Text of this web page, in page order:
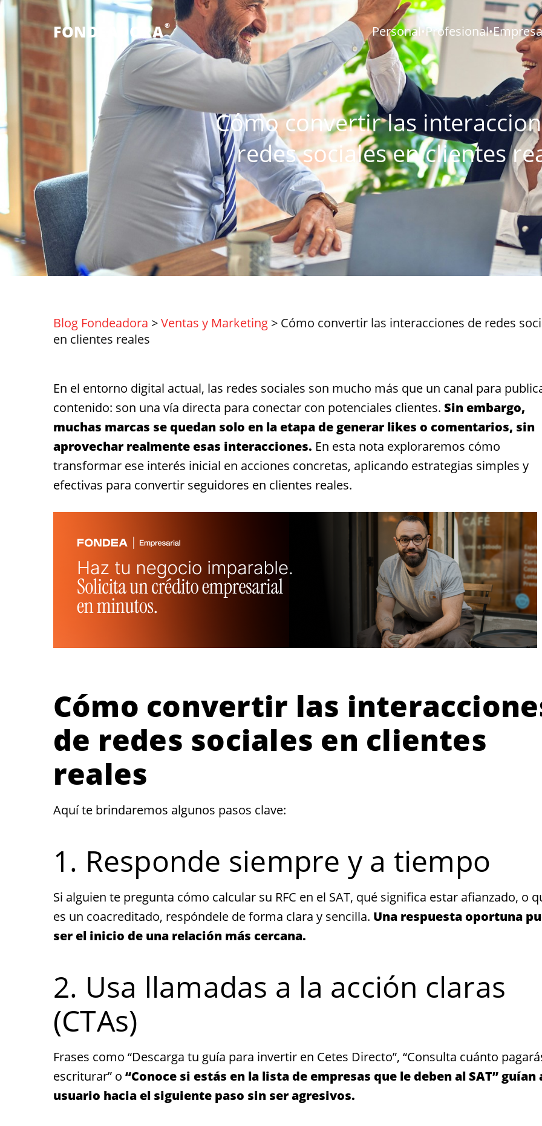
FONDEADORA® Personal•Profesional•
Cómo convertir las
redes sociales en clientes
Blog Fondeadora >Ventas y Marketing > Cómo convertir las interacciones de redes
en clientes reales
En el entorno digital actual, las redes sociales son mucho más que un canal para
contenido: son una vía directa para conectar con potenciales clientes. Sin embargo,
muchas marcas se quedan solo en la etapa de generar likes o comentarios, sin
aprovechar realmente esas interacciones. En esta nota exploraremos cómo
transformar ese interés inicial en acciones concretas, aplicando estrategias simples y
efectivas para convertir seguidores en clientes reales.
Cómo convertir las
de redes sociales en clientes
reales
Aquí te brindaremos algunos pasos clave:
1. Responde siempre y a tiempo
Si alguien te pregunta cómo calcular su RFC en el SAT, qué significa estar afianzado, o
es un coacreditado, respóndele de forma clara y sencilla. Una respuesta oportuna
ser el inicio de una relación más cercana.
2. Usa llamadas a la acción claras
(CTAs)
Frases como “Descarga tu guía para invertir en Cetes Directo”, “Consulta cuánto
escriturar” o “Conoce si estás en la lista de empresas que le deben al SAT” guían
usuario hacia el siguiente paso sin ser agresivos.